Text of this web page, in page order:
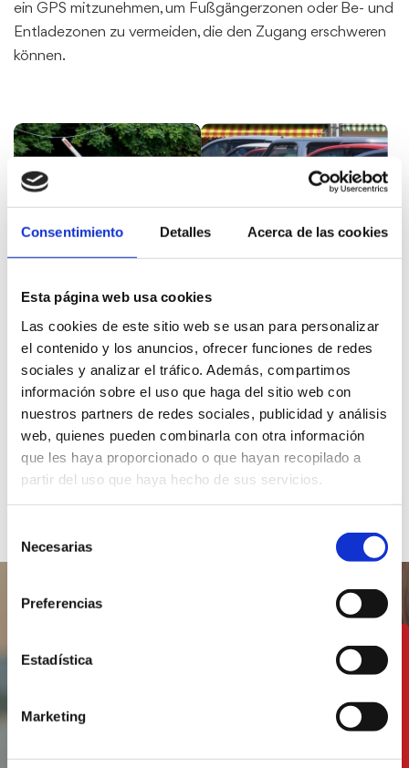
Consentimiento Detalles Acerca de las cookies
Esta página web usa cookies
Las cookies de este sitio web se usan para personalizar
el contenido y los anuncios, ofrecer funciones de redes
sociales y analizar el tráfico. Además, compartimos
información sobre el uso que haga del sitio web con
nuestros partners de redes sociales, publicidad y análisis
web, quienes pueden combinarla con otra información
que les haya proporcionado o que hayan recopilado a
partir del uso que haya hecho de sus servicios.
Necesarias
Preferencias
Estadística
Marketing
ein GPS mitzunehmen, um Fußgängerzonen oder Be- und
Entladezonen zu vermeiden, die den Zugang erschweren
können.
Öffentliche
Aufladepunkte
Genießen Sie unsere
Steinwurf vom Meer
entfernt